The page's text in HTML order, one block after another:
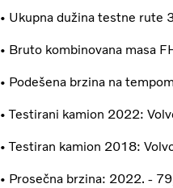
• Ukupna dužina testne rute
• Bruto kombinovana masa
• Podešena brzina na
• Testirani kamion 2022:
• Testiran kamion 2018:
• Prosečna brzina: 2022. -